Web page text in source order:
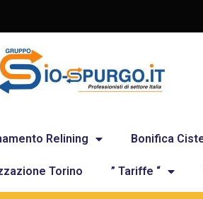
Relining Bonifica
Torino ” Tariffe “